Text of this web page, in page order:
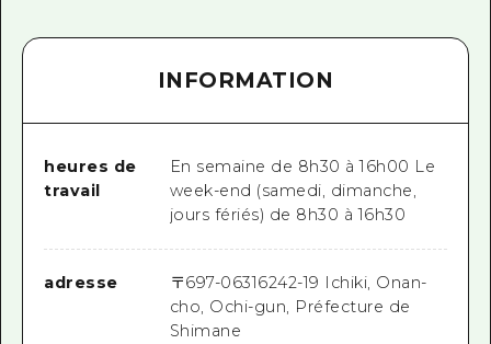
INFORMATION
heures de
travail
En semaine de 8h30 à 16h00 Le
week-end (samedi, dimanche,
jours fériés) de 8h30 à 16h30
adresse 〒697-06316242-19 Ichiki, Onan-
cho, Ochi-gun, Préfecture de
Shimane